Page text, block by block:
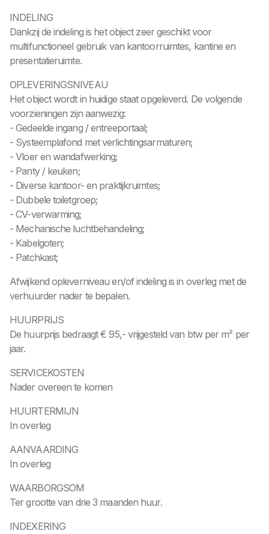
INDELING
Dankzij de indeling is het object zeer geschikt voor
multifunctioneel gebruik van kantoorruimtes, kantine en
presentatieruimte.
OPLEVERINGSNIVEAU
Het object wordt in huidige staat opgeleverd. De volgende
voorzieningen zijn aanwezig:
- Gedeelde ingang / entreeportaal;
- Systeemplafond met verlichtingsarmaturen;
- Vloer en wandafwerking;
- Panty / keuken;
- Diverse kantoor- en praktijkruimtes;
- Dubbele toiletgroep;
- CV-verwarming;
- Mechanische luchtbehandeling;
- Kabelgoten;
- Patchkast;
Afwijkend opleverniveau en/of indeling is in overleg met de
verhuurder nader te bepalen.
HUURPRIJS
De huurprijs bedraagt € 95,- vrijgesteld van btw per m² per
jaar.
SERVICEKOSTEN
Nader overeen te komen
HUURTERMIJN
In overleg
AANVAARDING
In overleg
WAARBORGSOM
Ter grootte van drie 3 maanden huur.
INDEXERING